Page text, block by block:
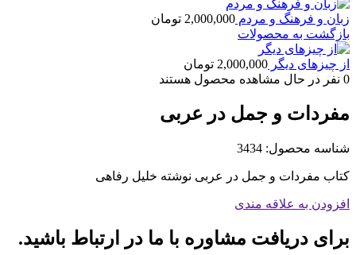
زبان و فرهنگ و مردم 2,000,000 تومان
بازگشت به محصولات
از چیزهای دیگر 2,000,000 تومان
0 نفر در حال مشاهده محصول هستند
مفردات و جمل در عربی
شناسه محصول: 3434
کتاب مفردات و جمل در عربی نوشته خلیل رفاهی
افزودن به علاقه مندی
برای دریافت مشاوره با ما در ارتباط باشید.